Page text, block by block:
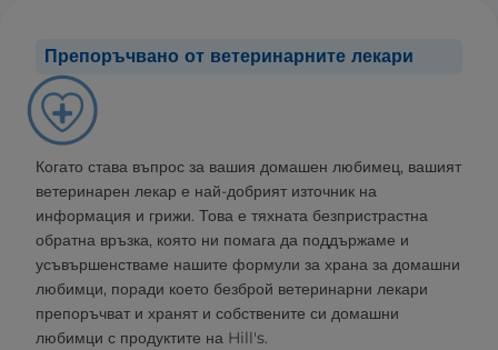
Препоръчвано от ветеринарните лекари
Когато става въпрос за вашия домашен любимец, вашият
ветеринарен лекар е най-добрият източник на
информация и грижи. Това е тяхната безпристрастна
обратна връзка, която ни помага да поддържаме и
усъвършенстваме нашите формули за храна за домашни
любимци, поради което безброй ветеринарни лекари
препоръчват и хранят и собствените си домашни
любимци с продуктите на Hill's.